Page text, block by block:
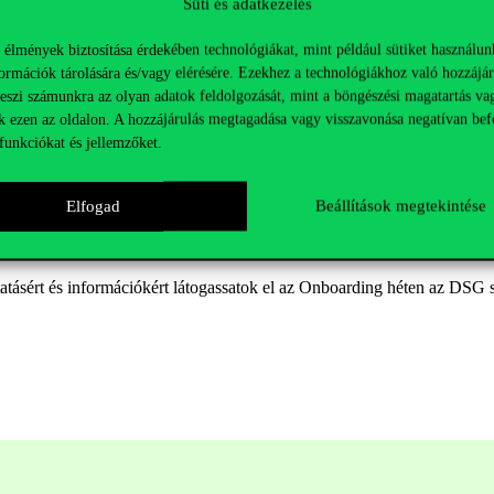
biztosítása érdekében technológiákat, mint például sütiket
tárolására és/vagy elérésére. Ezekhez a technológiákhoz való
számunkra az olyan adatok feldolgozását, mint a böngészési magatartás
ezen az oldalon. A hozzájárulás megtagadása vagy visszavonása negatívan
és jellemzőket.
Elfogad Beállítások megtekintése
DSG igazgatójával, Huszák Lorettával, illetve alumnikkal is, akik
hogyan tudták kamatoztatni a DSG-ben megszerzett tudást a
szabadon ismerkedni és a kapcsolati hálódat építeni. Ne
20-án!
is nagy hangsúlyt fektetünk. Az idei első, egyik
a lesz lehetőségünk ellátogatni.
& Controlling területének vezetője fogja tartani. Utána
minél hamarabb és legyél részese egy szuper napnak a Mercédesz
és információkért látogassatok el az Onboarding héten az DSG